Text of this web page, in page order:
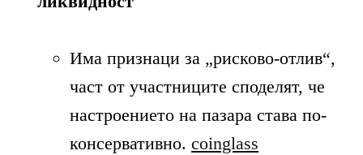
Има признаци за „рисково-отлив“,
част от участниците споделят, че
настроението на пазара става по-
консервативно.coinglass